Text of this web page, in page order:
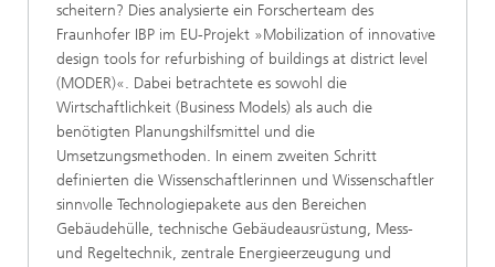
scheitern? Dies analysierte ein Forscherteam des
Fraunhofer IBP im EU-Projekt »Mobilization of innovative
design tools for refurbishing of buildings at district level
(MODER)«. Dabei betrachtete es sowohl die
Wirtschaftlichkeit (Business Models) als auch die
benötigten Planungshilfsmittel und die
Umsetzungsmethoden. In einem zweiten Schritt
definierten die Wissenschaftlerinnen und Wissenschaftler
sinnvolle Technologiepakete aus den Bereichen
Gebäudehülle, technische Gebäudeausrüstung, Mess-
und Regeltechnik, zentrale Energieerzeugung und